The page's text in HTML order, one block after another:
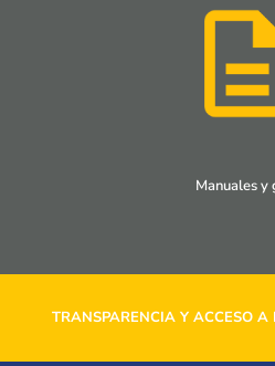
Manuales y
TRANSPARENCIA Y ACCESO